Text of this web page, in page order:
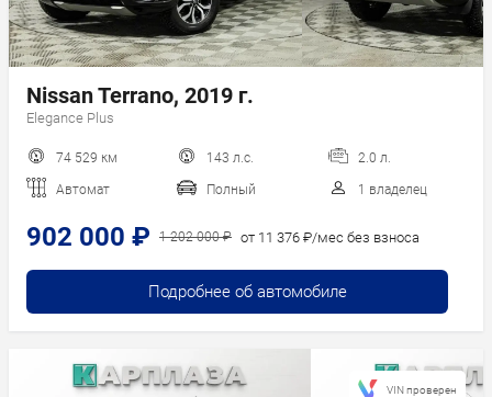
Nissan Terrano, 2019 г.
Elegance Plus
74 529 км 143 л.с. 2.0 л.
Автомат Полный 1 владелец
902 000 ₽ 1 202 000 ₽ от 11 376 ₽/мес без взноса
Подробнее об автомобиле
VIN проверен